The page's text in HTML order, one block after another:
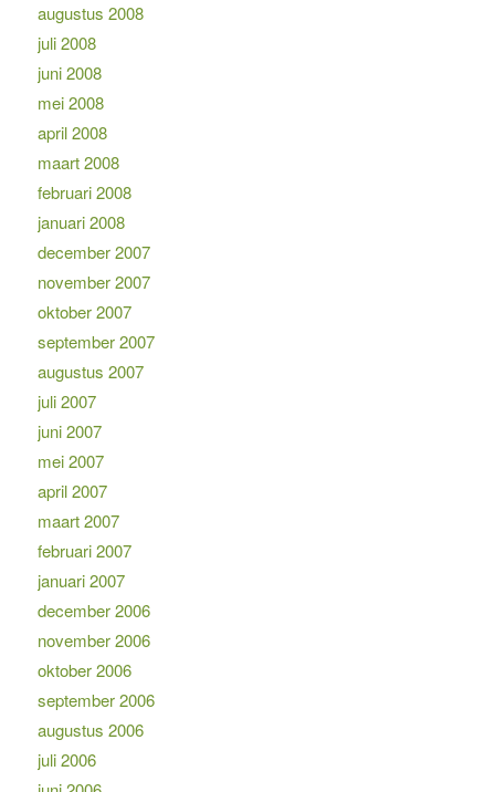
augustus 2008
juli 2008
juni 2008
mei 2008
april 2008
maart 2008
februari 2008
januari 2008
december 2007
november 2007
oktober 2007
september 2007
augustus 2007
juli 2007
juni 2007
mei 2007
april 2007
maart 2007
februari 2007
januari 2007
december 2006
november 2006
oktober 2006
september 2006
augustus 2006
juli 2006